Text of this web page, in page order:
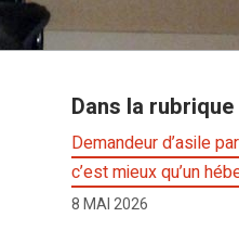
Dans la
Demandeur d’asile
c’est mieux qu’un
8 MAI 2026